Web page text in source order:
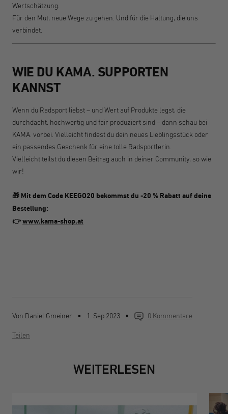
Von Daniel Gmeiner 1. Sep 2023 0 Kommentare
Teilen
Wertschätzung.
Für den Mut, neue Wege zu gehen. Und für die Haltung, die uns
verbindet.
WIE DU KAMA. SUPPORTEN
KANNST
Wenn du Radsport liebst – und Wert auf Produkte legst, die
durchdacht, hochwertig und fair produziert sind – dann schau bei
KAMA. vorbei. Vielleicht findest du dein neues Lieblingsstück oder
ein passendes Geschenk für eine tolle Radsportlerin.
Vielleicht teilst du diesen Beitrag auch in deiner Community, so wie
wir!
🎁 Mit dem Code KEEGO20 bekommst du -20 % Rabatt auf deine
Bestellung:
👉 www.kama-shop.at
WEITERLESEN